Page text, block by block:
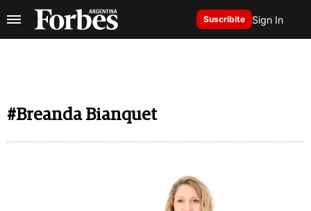
Suscribite Sign In
#Breanda Bianquet